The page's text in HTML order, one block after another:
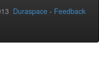
Duraspace - Feedback